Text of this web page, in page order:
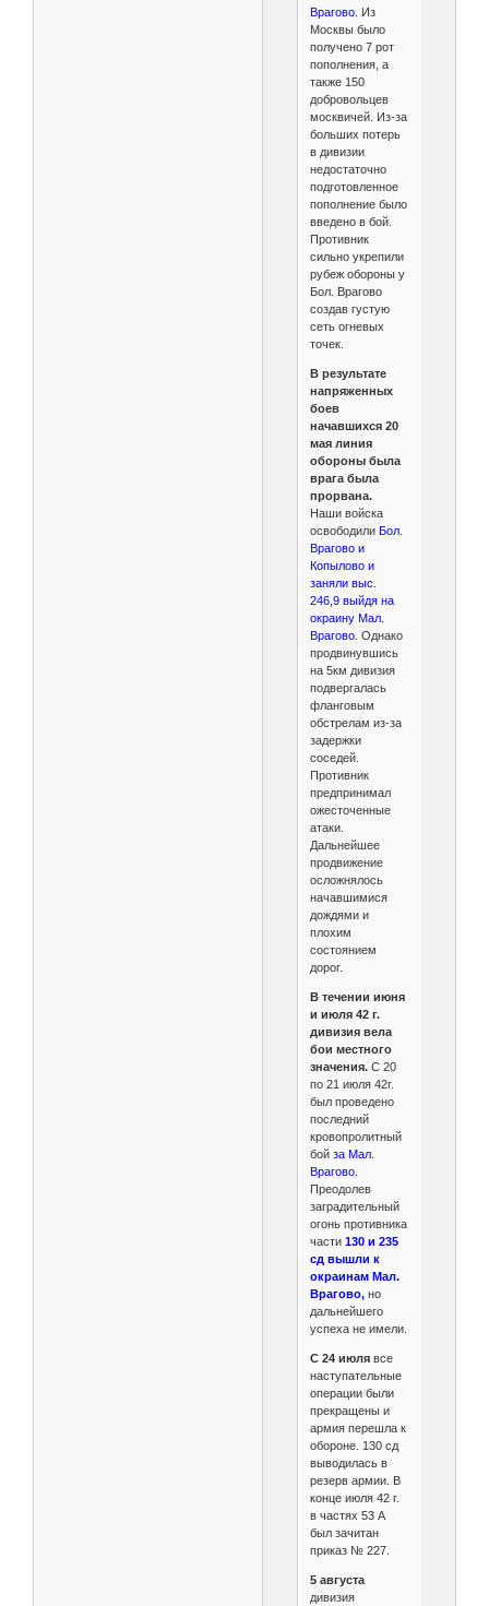
Врагово. Из
Москвы было
получено 7 рот
пополнения, а
также 150
добровольцев
москвичей. Из-за
больших потерь
в дивизии
недостаточно
подготовленное
пополнение было
введено в бой.
Противник
сильно укрепили
рубеж обороны у
Бол. Врагово
создав густую
сеть огневых
точек.
В результате
напряженных
боев
начавшихся 20
мая линия
обороны была
врага была
прорвана.
Наши войска
освободили Бол.
Врагово и
Копылово и
заняли выс.
246,9 выйдя на
окраину Мал.
Врагово. Однако
продвинувшись
на 5км дивизия
подвергалась
фланговым
обстрелам из-за
задержки
соседей.
Противник
предпринимал
ожесточенные
атаки.
Дальнейшее
продвижение
осложнялось
начавшимися
дождями и
плохим
состоянием
дорог.
В течении июня
и июля 42 г.
дивизия вела
бои местного
значения. С 20
по 21 июля 42г.
был проведено
последний
кровопролитный
бой за Мал.
Врагово.
Преодолев
заградительный
огонь противника
части 130 и 235
сд вышли к
окраинам Мал.
Врагово,но
дальнейшего
успеха не имели.
С 24 июлявсе
наступательные
операции были
прекращены и
армия перешла к
обороне. 130 сд
выводилась в
резерв армии. В
конце июля 42 г.
в частях 53 А
был зачитан
приказ № 227.
5 августа
дивизия